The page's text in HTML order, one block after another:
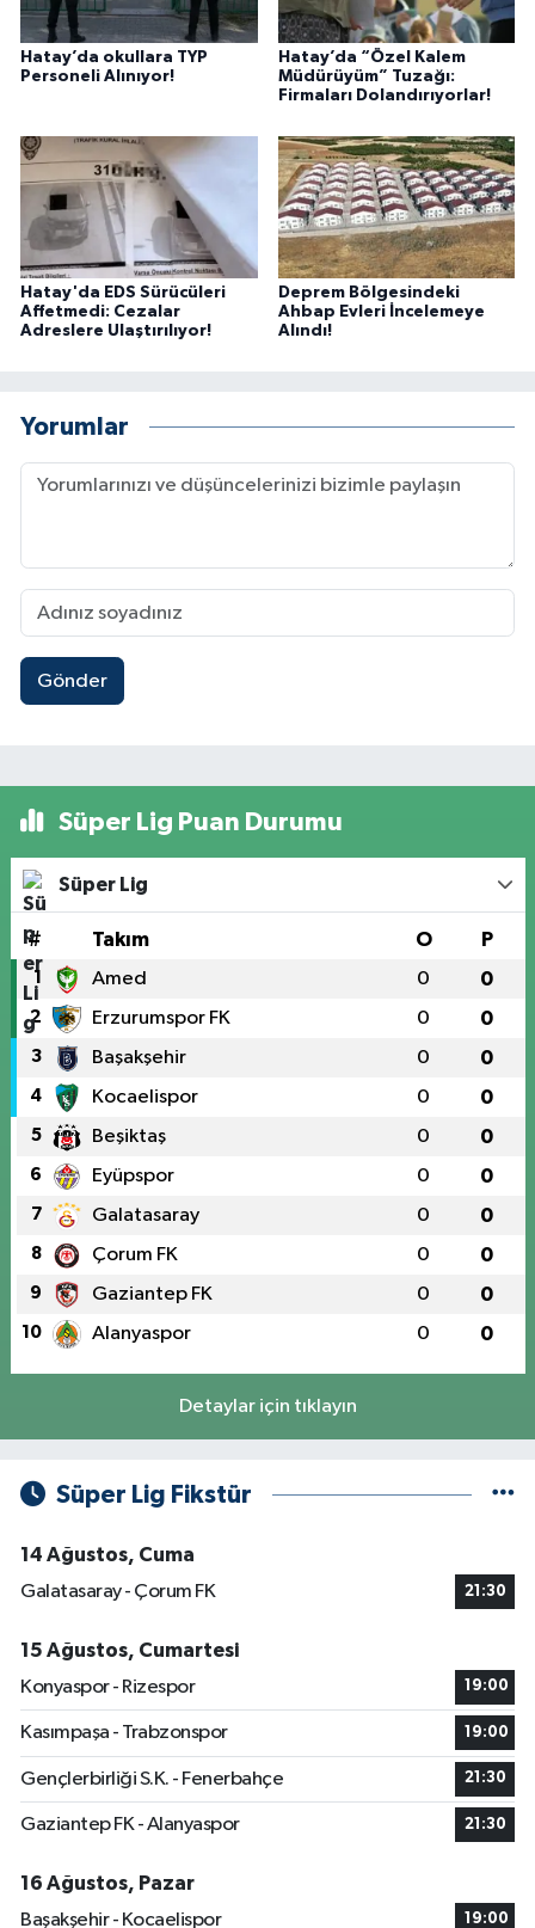
Hatay’da okullara TYP
Personeli Alınıyor!
Hatay’da “Özel Kalem
Müdürüyüm” Tuzağı:
Firmaları Dolandırıyorlar!
Hatay'da EDS Sürücüleri
Affetmedi: Cezalar
Adreslere Ulaştırılıyor!
Deprem Bölgesindeki
Ahbap Evleri İncelemeye
Alındı!
Yorumlar
Gönder
Süper Lig Puan Durumu
Süper Lig
# Takım O P
1 Amed 0 0
2 Erzurumspor FK 0 0
3 Başakşehir 0 0
4 Kocaelispor 0 0
5 Beşiktaş 0 0
6 Eyüpspor 0 0
7 Galatasaray 0 0
8 Çorum FK 0 0
9 Gaziantep FK 0 0
10 Alanyaspor 0 0
Detaylar için tıklayın
Süper Lig Fikstür
14 Ağustos, Cuma
Galatasaray - Çorum FK
21:30
15 Ağustos, Cumartesi
Konyaspor - Rizespor
19:00
Kasımpaşa - Trabzonspor 19:00
Gençlerbirliği S.K. - Fenerbahçe 21:30
Gaziantep FK - Alanyaspor 21:30
16 Ağustos, Pazar
Başakşehir - Kocaelispor
19:00